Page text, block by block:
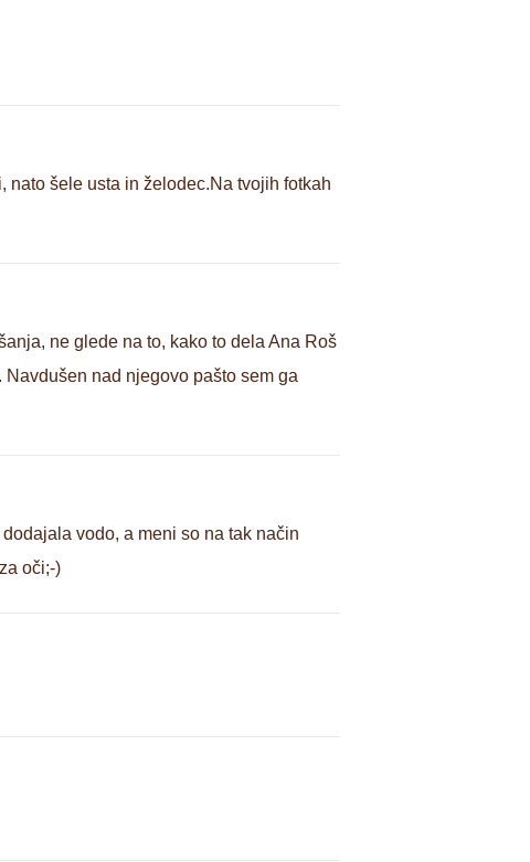
nato šele usta in želodec.Na tvojih fotkah
ne glede na to, kako to dela Ana Roš
nad njegovo pašto sem ga
vodo, a meni so na tak način
oči;-)